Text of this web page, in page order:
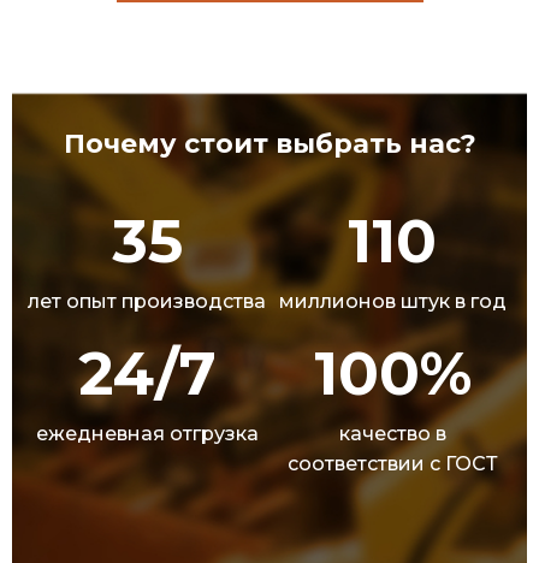
Почему стоит выбрать нас?
35
лет опыт производства
110
миллионов штук в год
24/7
ежедневная отгрузка
100%
качество в
соответствии с ГОСТ